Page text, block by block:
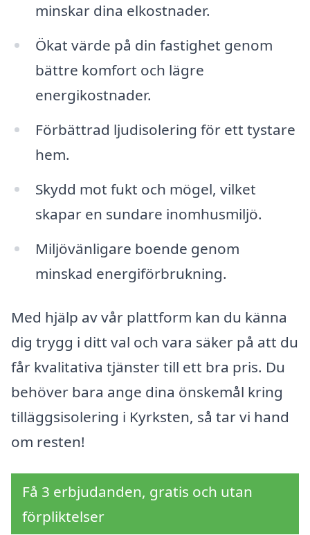
minskar dina elkostnader.
Ökat värde på din fastighet genom
bättre komfort och lägre
energikostnader.
Förbättrad ljudisolering för ett tystare
hem.
Skydd mot fukt och mögel, vilket
skapar en sundare inomhusmiljö.
Miljövänligare boende genom
minskad energiförbrukning.
Med hjälp av vår plattform kan du känna
dig trygg i ditt val och vara säker på att du
får kvalitativa tjänster till ett bra pris. Du
behöver bara ange dina önskemål kring
tilläggsisolering i Kyrksten, så tar vi hand
om resten!
Få 3 erbjudanden, gratis och utan
förpliktelser